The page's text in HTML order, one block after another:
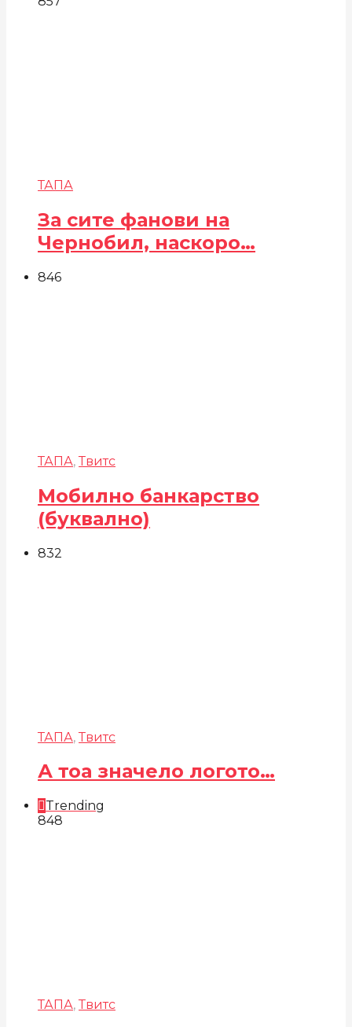
ТАПА
За сите фанови на
Чернобил, наскоро…
846
ТАПА, Твитс
Мобилно банкарство
(буквално)
832
ТАПА, Твитс
А тоа значело логото…
Trending
848
ТАПА, Твитс